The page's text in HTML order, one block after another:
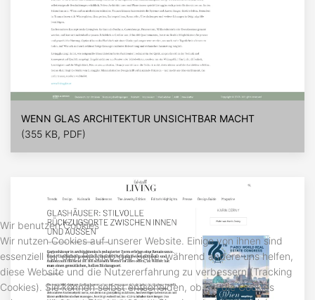
WENN GLAS ARCHITEKTUR UNSICHTBAR MACHT
(355 KB, PDF)
Wir benutzen Cookies
Wir nutzen Cookies auf unserer Website. Einige von ihnen sind
essenziell für den Betrieb der Seite, während andere uns helfen,
diese Website und die Nutzererfahrung zu verbessern (Tracking
Cookies). Sie können selbst entscheiden, ob Sie die Cookies